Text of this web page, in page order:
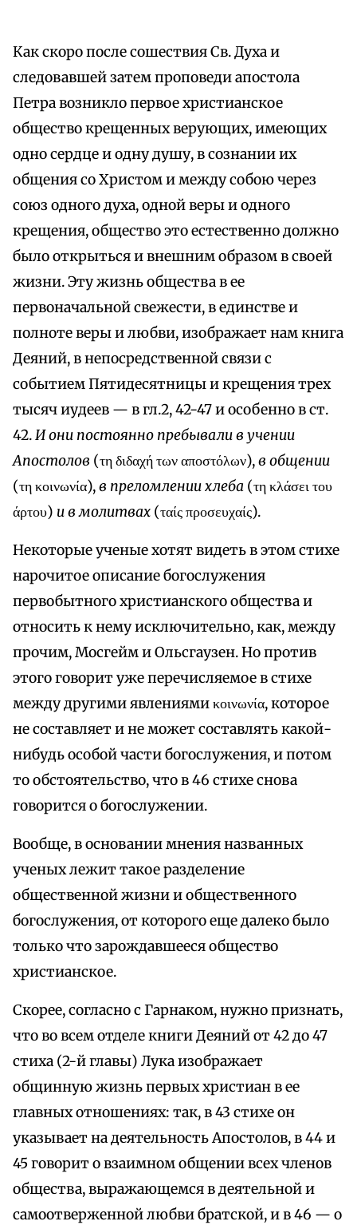
Как скоро после сошествия Св. Духа и
следовавшей затем проповеди апостола
Петра возникло первое христианское
общество крещенных верующих, имеющих
одно сердце и одну душу, в сознании их
общения со Христом и между собою через
союз одного духа, одной веры и одного
крещения, общество это естественно должно
было открыться и внешним образом в своей
жизни. Эту жизнь общества в ее
первоначальной свежести, в единстве и
полноте веры и любви, изображает нам книга
Деяний, в непосредственной связи с
событием Пятидесятницы и крещения трех
тысяч иудеев — в гл.2, 42-47 и особенно в ст.
42.И они постоянно пребывали в учении
Апостолов (τη διδαχή των αποστόλων),в общении
(τη κοινωνία),в преломлении хлеба (τη κλάσει του
άρτου) и в молитвах (ταίς προσευχαίς).
Некоторые ученые хотят видеть в этом стихе
нарочитое описание богослужения
первобытного христианского общества и
относить к нему исключительно, как, между
прочим, Мосгейм и Ольсгаузен. Но против
этого говорит уже перечисляемое в стихе
между другими явлениями κοινωνία, которое
не составляет и не может составлять какой-
нибудь особой части богослужения, и потом
то обстоятельство, что в 46 стихе снова
говорится о богослужении.
Вообще, в основании мнения названных
ученых лежит такое разделение
общественной жизни и общественного
богослужения, от которого еще далеко было
только что зарождавшееся общество
христианское.
Скорее, согласно с Гарнаком, нужно признать,
что во всем отделе книги Деяний от 42 до 47
стиха (2-й главы) Лука изображает
общинную жизнь первых христиан в ее
главных отношениях: так, в 43 стихе он
указывает на деятельность Апостолов, в 44 и
45 говорит о взаимном общении всех членов
общества, выражающемся в деятельной и
самоотверженной любви братской, и в 46 — о